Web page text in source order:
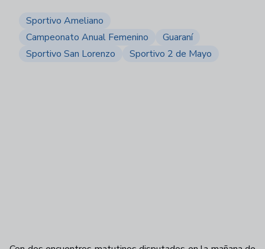
Sportivo Ameliano
Campeonato Anual Femenino
Guaraní
Sportivo San Lorenzo
Sportivo 2 de Mayo